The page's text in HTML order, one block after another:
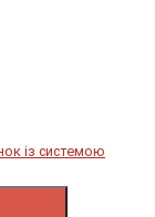
із системою